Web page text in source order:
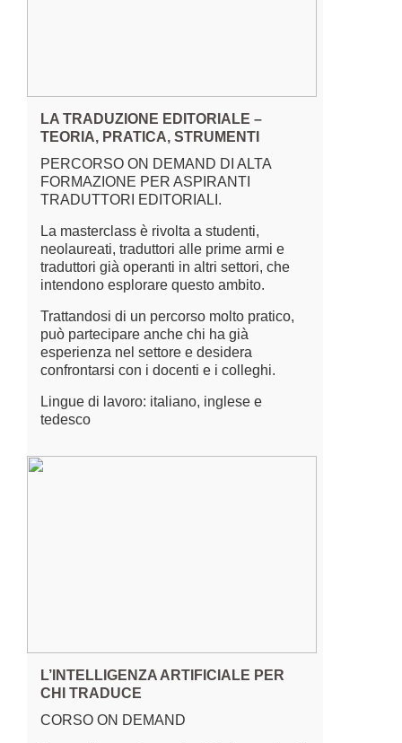
LA TRADUZIONE EDITORIALE –
TEORIA, PRATICA, STRUMENTI
PERCORSO ON DEMAND DI ALTA
FORMAZIONE PER ASPIRANTI
TRADUTTORI EDITORIALI.
La masterclass è rivolta a studenti,
neolaureati, traduttori alle prime armi e
traduttori già operanti in altri settori, che
intendono esplorare questo ambito.
Trattandosi di un percorso molto pratico,
può partecipare anche chi ha già
esperienza nel settore e desidera
confrontarsi con i docenti e i colleghi.
Lingue di lavoro: italiano, inglese e
tedesco
L’INTELLIGENZA ARTIFICIALE PER
CHI TRADUCE
CORSO ON DEMAND